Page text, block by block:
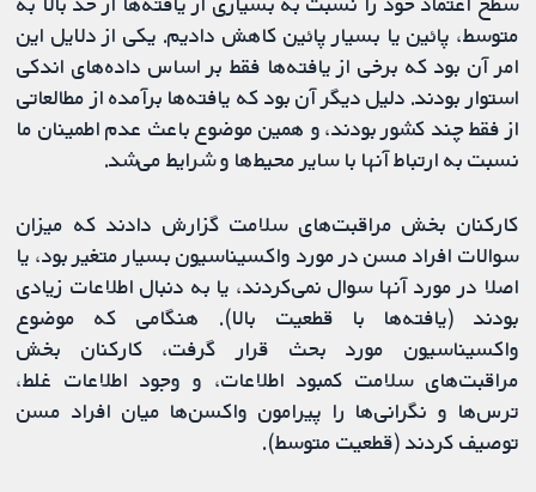
متوسط، پائین یا بسیار پائین کاهش دادیم. یکی از دلایل این
امر آن بود که برخی از یافته‌ها فقط بر اساس داده‌های اندکی
استوار بودند. دلیل دیگر آن بود که یافته‌ها برآمده از مطالعاتی
از فقط چند کشور بودند، و همین موضوع باعث عدم اطمینان ما
نسبت به ارتباط آنها با سایر محیط‌ها و شرایط می‌شد.
کارکنان بخش مراقبت‌‌های سلامت گزارش دادند که میزان
سوالات افراد مسن در مورد واکسیناسیون بسیار متغیر بود، یا
اصلا در مورد آنها سوال نمی‌کردند، یا به دنبال اطلاعات زیادی
بودند (یافته‌ها با قطعیت بالا). هنگامی که موضوع
واکسیناسیون مورد بحث قرار گرفت، کارکنان بخش
مراقبت‌‌های سلامت کمبود اطلاعات، و وجود اطلاعات غلط،
ترس‌ها و نگرانی‌ها را پیرامون واکسن‌ها میان افراد مسن
توصیف کردند (قطعیت متوسط).